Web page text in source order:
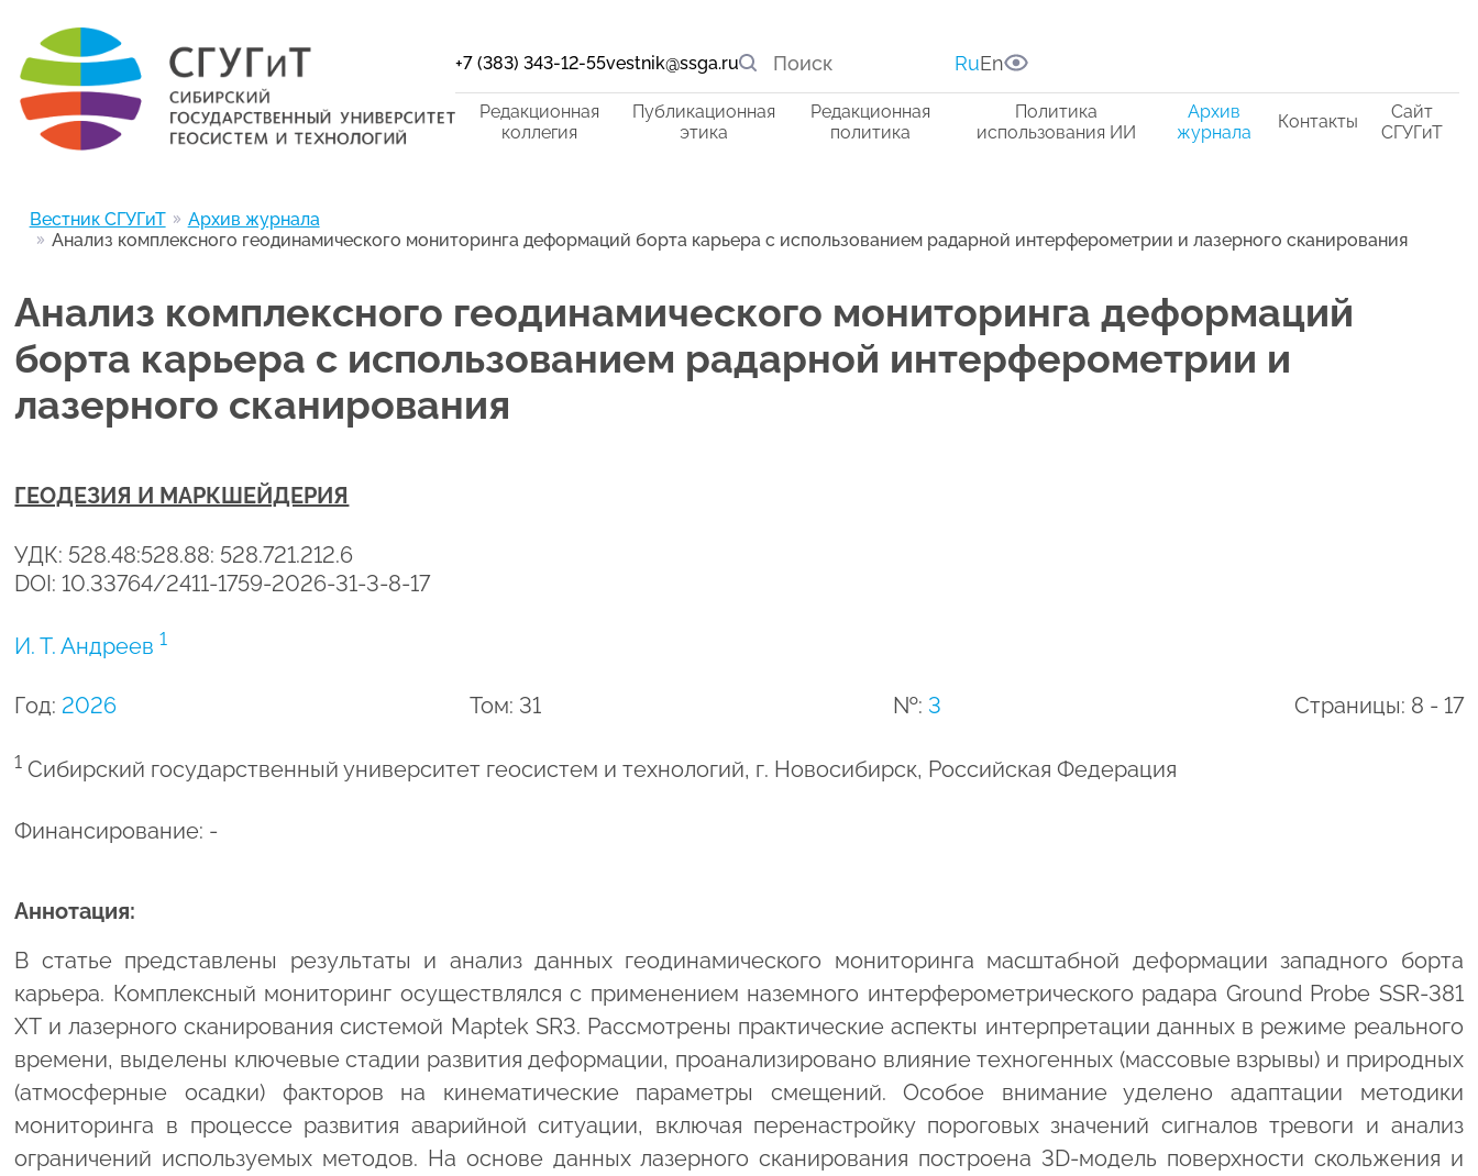
+7 (383) 343-12-55vestnik@ssga.ru RuEn
Редакционная
коллегия
Публикационная
этика
Редакционная
политика
Политика
использования ИИ
Архив
журнала
Контакты
Сайт
СГУГиТ
Вестник СГУГиТ
Архив журнала
Анализ комплексного геодинамического мониторинга деформаций борта карьера с использованием радарной интерферометрии и лазерного сканирования
Анализ комплексного геодинамического мониторинга деформаций
борта карьера с использованием радарной интерферометрии и
лазерного сканирования
ГЕОДЕЗИЯ И МАРКШЕЙДЕРИЯ
УДК: 528.48:528.88: 528.721.212.6
DOI: 10.33764/2411-1759-2026-31-3-8-17
И. Т. Андреев 1
Год: 2026 Том: 31 №: 3 Страницы: 8 - 17
1 Сибирский государственный университет геосистем и технологий, г. Новосибирск, Российская Федерация
Финансирование: -
Аннотация:
В статье представлены результаты и анализ данных геодинамического мониторинга масштабной деформации западного борта
карьера. Комплексный мониторинг осуществлялся с применением наземного интерферометрического радара Ground Probe SSR-381
XT и лазерного сканирования системой Maptek SR3. Рассмотрены практические аспекты интерпретации данных в режиме реального
времени, выделены ключевые стадии развития деформации, проанализировано влияние техногенных (массовые взрывы) и природных
(атмосферные осадки) факторов на кинематические параметры смещений. Особое внимание уделено адаптации методики
мониторинга в процессе развития аварийной ситуации, включая перенастройку пороговых значений сигналов тревоги и анализ
ограничений используемых методов. На основе данных лазерного сканирования построена 3D-модель поверхности скольжения и